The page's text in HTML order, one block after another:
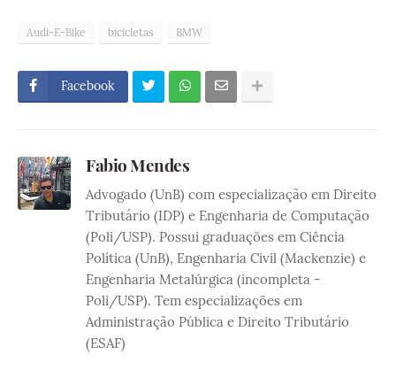
Audi-E-Bike bicicletas BMW
Facebook
Fabio Mendes
Advogado (UnB) com especialização em Direito
Tributário (IDP) e Engenharia de Computação
(Poli/USP). Possui graduações em Ciência
Política (UnB), Engenharia Civil (Mackenzie) e
Engenharia Metalúrgica (incompleta -
Poli/USP). Tem especializações em
Administração Pública e Direito Tributário
(ESAF)